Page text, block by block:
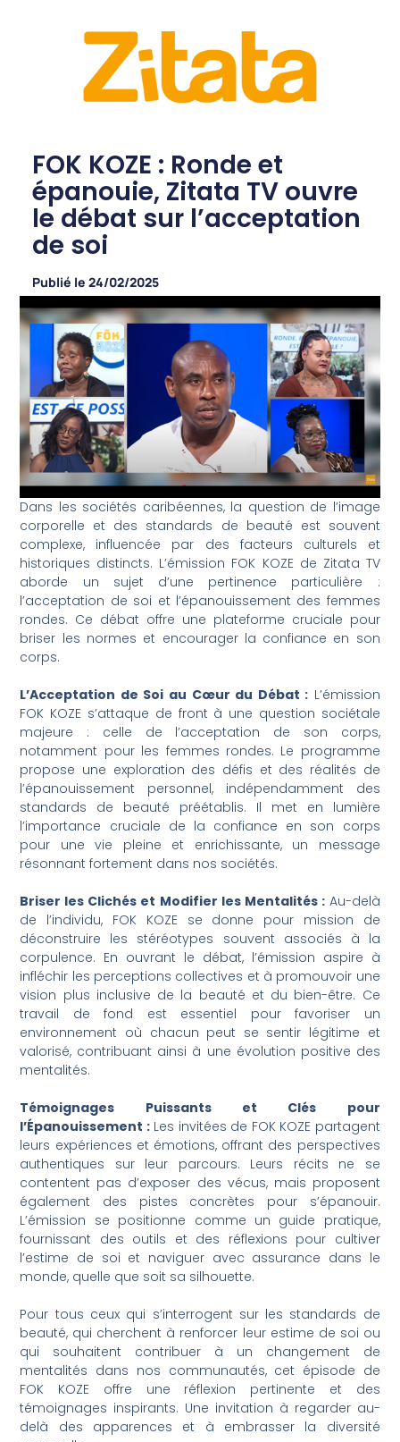
FOK KOZE : Ronde et
épanouie, Zitata TV ouvre
le débat sur l’acceptation
de soi
Publié le 24/02/2025
Dans les sociétés caribéennes, la question de l’image
corporelle et des standards de beauté est souvent
complexe, influencée par des facteurs culturels et
historiques distincts. L’émission FOK KOZE de Zitata TV
aborde un sujet d’une pertinence particulière :
l’acceptation de soi et l’épanouissement des femmes
rondes. Ce débat offre une plateforme cruciale pour
briser les normes et encourager la confiance en son
corps.
L’Acceptation de Soi au Cœur du Débat : L’émission
FOK KOZE s’attaque de front à une question sociétale
majeure : celle de l’acceptation de son corps,
notamment pour les femmes rondes. Le programme
propose une exploration des défis et des réalités de
l’épanouissement personnel, indépendamment des
standards de beauté préétablis. Il met en lumière
l’importance cruciale de la confiance en son corps
pour une vie pleine et enrichissante, un message
résonnant fortement dans nos sociétés.
Briser les Clichés et Modifier les Mentalités :Au-delà
de l’individu, FOK KOZE se donne pour mission de
déconstruire les stéréotypes souvent associés à la
corpulence. En ouvrant le débat, l’émission aspire à
infléchir les perceptions collectives et à promouvoir une
vision plus inclusive de la beauté et du bien-être. Ce
travail de fond est essentiel pour favoriser un
environnement où chacun peut se sentir légitime et
valorisé, contribuant ainsi à une évolution positive des
mentalités.
Témoignages Puissants et Clés pour
l’Épanouissement :Les invitées de FOK KOZE partagent
leurs expériences et émotions, offrant des perspectives
authentiques sur leur parcours. Leurs récits ne se
contentent pas d’exposer des vécus, mais proposent
également des pistes concrètes pour s’épanouir.
L’émission se positionne comme un guide pratique,
fournissant des outils et des réflexions pour cultiver
l’estime de soi et naviguer avec assurance dans le
monde, quelle que soit sa silhouette.
Pour tous ceux qui s’interrogent sur les standards de
beauté, qui cherchent à renforcer leur estime de soi ou
qui souhaitent contribuer à un changement de
mentalités dans nos communautés, cet épisode de
FOK KOZE offre une réflexion pertinente et des
témoignages inspirants. Une invitation à regarder au-
delà des apparences et à embrasser la diversité